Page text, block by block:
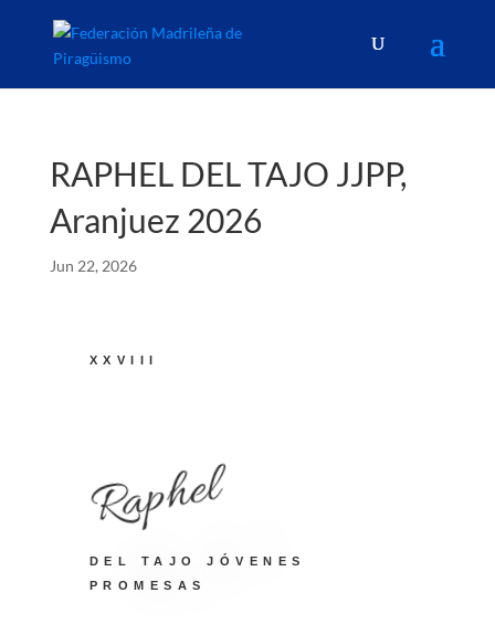
RAPHEL DEL TAJO JJPP,
Aranjuez 2026
Jun 22, 2026
XXVIII
Raphel
DEL TAJO JÓVENES
PROMESAS